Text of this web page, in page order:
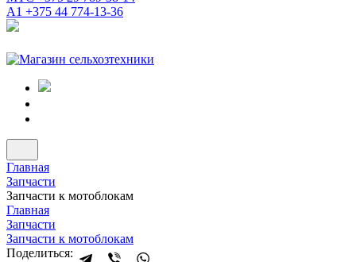
А1 +375 44 774-13-36
Главная
Запчасти
Запчасти к мотоблокам
Главная
Запчасти
Запчасти к мотоблокам
Поделиться: